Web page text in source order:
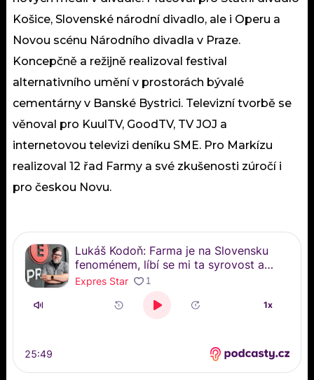
Košice, Slovenské národní divadlo, ale i Operu a
Novou scénu Národního divadla v Praze.
Koncepčně a režijně realizoval festival
alternativního umění v prostorách bývalé
cementárny v Banské Bystrici. Televizní tvorbě se
věnoval pro KuulTV, GoodTV, TV JOJ a
internetovou televizi deníku SME. Pro Markízu
realizoval 12 řad Farmy a své zkušenosti zúročí i
pro českou Novu.